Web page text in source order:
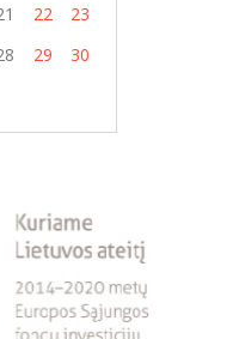
22
23
29
30